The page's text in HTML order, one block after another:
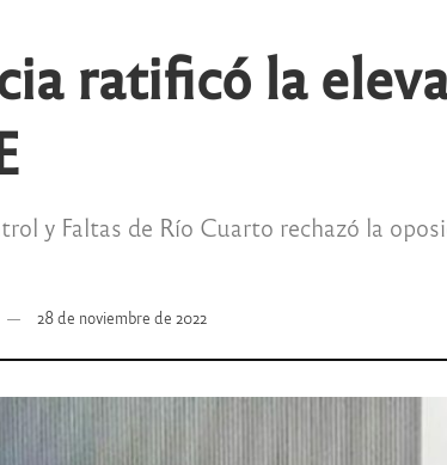
ratificó la
y Faltas de Río Cuarto rechazó la
28 de noviembre de 2022